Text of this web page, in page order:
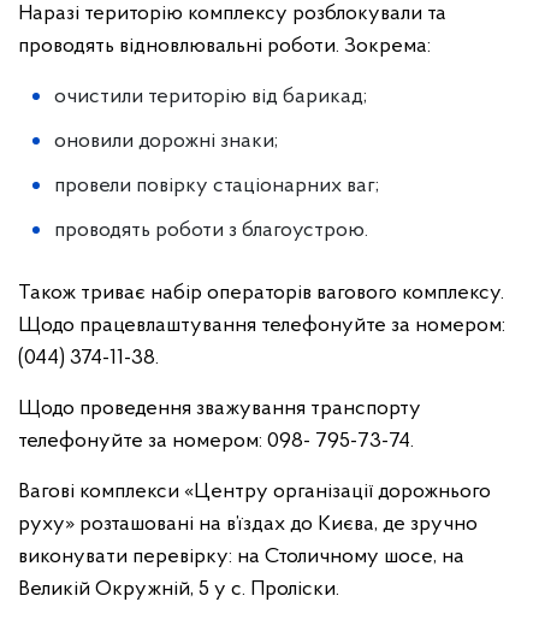
Наразі територію комплексу розблокували та
проводять відновлювальні роботи. Зокрема:
очистили територію від барикад;
оновили дорожні знаки;
провели повірку стаціонарних ваг;
проводять роботи з благоустрою.
Також триває набір операторів вагового комплексу.
Щодо працевлаштування телефонуйте за номером:
(044) 374-11-38.
Щодо проведення зважування транспорту
телефонуйте за номером: 098- 795-73-74.
Вагові комплекси «Центру організації дорожнього
руху» розташовані на в’їздах до Києва, де зручно
виконувати перевірку: на Столичному шосе, на
Великій Окружній, 5 у с. Проліски.